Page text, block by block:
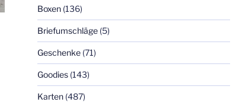
Boxen(136)
Briefumschläge(5)
Geschenke(71)
Goodies(143)
Karten(487)